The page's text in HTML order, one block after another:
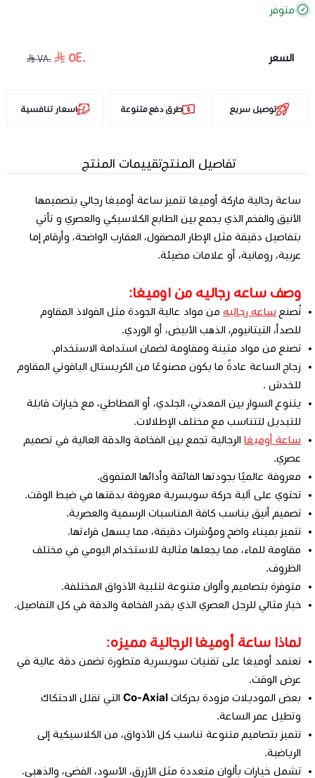
متوفر
السعر ٥٤٠ ٧٨٠
توصيل سريع طرق دفع متنوعة اسعار تنافسية
تفاصيل المنتجتقييمات المنتج
ساعة رجالية ماركة أوميغا تتميز ساعة أوميغا رجالي بتصميمها
الأنيق والفخم الذي يجمع بين الطابع الكلاسيكي والعصري و تأتي
بتفاصيل دقيقة مثل الإطار المصقول، العقارب الواضحة، وأرقام إما
عربية، رومانية، أو علامات مضيئة.
وصف ساعه رجاليه من اوميغا:
تُصنع ساعه رجاليه من مواد عالية الجودة مثل الفولاذ المقاوم
للصدأ، التيتانيوم، الذهب الأبيض، أو الوردي.
تصنع من مواد متينة ومقاومة لضمان استدامة الاستخدام.
زجاج الساعة عادةً ما يكون مصنوعًا من الكريستال الياقوتي المقاوم
للخدش .
يتنوع السوار بين المعدني، الجلدي، أو المطاطي، مع خيارات قابلة
للتبديل لتتناسب مع مختلف الإطلالات.
ساعة أوميغا الرجالية تجمع بين الفخامة والدقة العالية في تصميم
عصري.
معروفة عالميًا بجودتها الفائقة وأدائها المتفوق.
تحتوي على آلية حركة سويسرية معروفة بدقتها في ضبط الوقت.
تصميم أنيق يناسب كافة المناسبات الرسمية والعصرية.
تتميز بميناء واضح ومؤشرات دقيقة، مما يسهل قراءتها.
مقاومة للماء، مما يجعلها مثالية للاستخدام اليومي في مختلف
الظروف.
متوفرة بتصاميم وألوان متنوعة لتلبية الأذواق المختلفة.
خيار مثالي للرجل العصري الذي يقدر الفخامة والدقة في كل التفاصيل.
لماذا ساعة أوميغا الرجالية مميزه:
تعتمد أوميغا على تقنيات سويسرية متطورة تضمن دقة عالية في
عرض الوقت.
بعض الموديلات مزودة بحركات Co-Axial التي تقلل الاحتكاك
وتطيل عمر الساعة.
تتميز بتصاميم متنوعة تناسب كل الأذواق، من الكلاسيكية إلى
الرياضية.
تشمل خيارات بألوان متعددة مثل الأزرق، الأسود، الفضي، والذهبي.